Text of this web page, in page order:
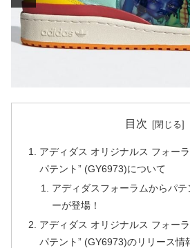
目次
アディダス オリジナルス フォー
パテント” (GY6973)について
アディダスフォーラムからパ
ーが登場！
アディダス オリジナルス フォー
パテント” (GY6973)のリリース情